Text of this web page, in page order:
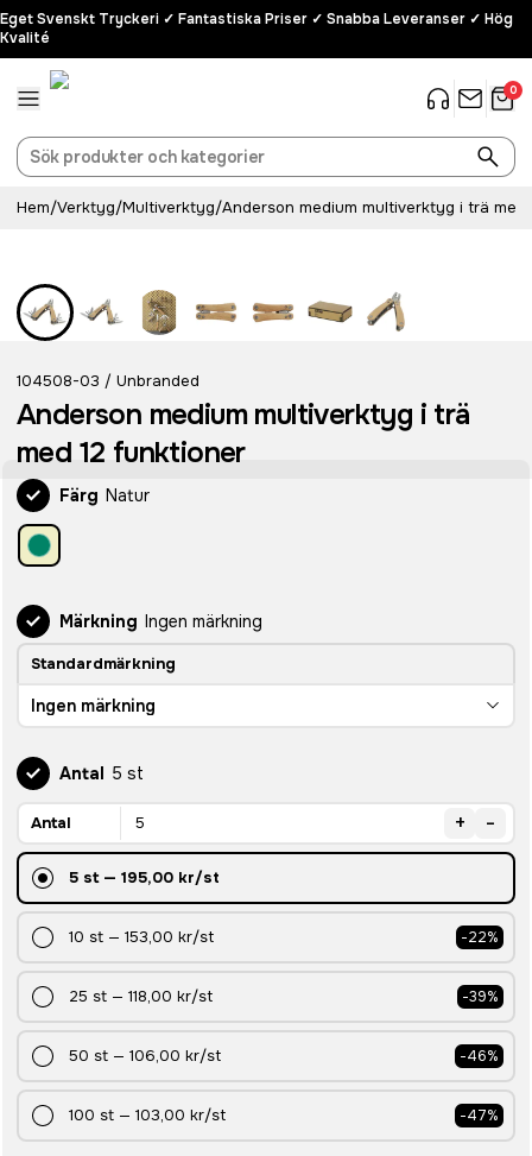
Eget Svenskt Tryckeri ✓ Fantastiska Priser ✓ Snabba Leveranser ✓ Hög
Kvalité
0
Hem/Verktyg/Multiverktyg/Anderson medium multiverktyg i trä med
104508-03 / Unbranded
Anderson medium multiverktyg i trä
med 12 funktioner
Färg Natur
Märkning Ingen märkning
Standardmärkning
Ingen märkning
Antal 5 st
Antal + -
5 st— 195,00 kr/st
10 st — 153,00 kr/st -22%
25 st — 118,00 kr/st -39%
50 st — 106,00 kr/st -46%
100 st — 103,00 kr/st -47%